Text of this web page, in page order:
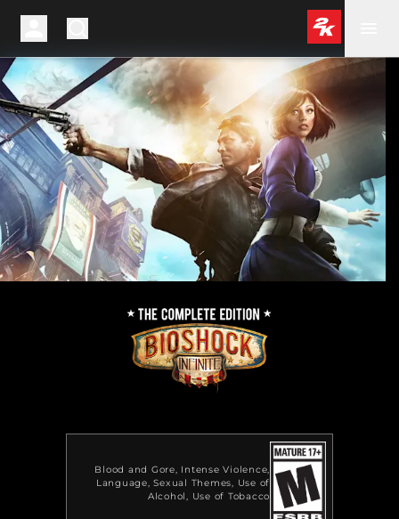
Blood and Gore
Intense Violence
Language Sexual Themes
Use of
Alcohol
Use of Tobacco